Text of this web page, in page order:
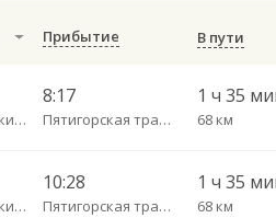
Прибытие В пути
Новомихайловский пгт АС
8:17
Пятигорская трасса
1 ч 35
68 км
Новомихайловский пгт АС
10:28
Пятигорская трасса
1 ч 35
68 км